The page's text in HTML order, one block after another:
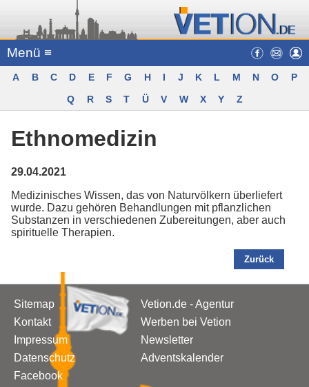
Menü ≡
A B C D E F G H I J K L M N O
P
Q
R S T Ü V W X Y Z
Ethnomedizin
29.04.2021
Medizinisches Wissen, das von Naturvölkern überliefert
wurde. Dazu gehören Behandlungen mit pflanzlichen
Substanzen in verschiedenen Zubereitungen, aber auch
spirituelle Therapien.
Zurück
Sitemap
Kontakt
Impressum
Datenschutz
Facebook
Vetion.de - Agentur
Werben bei Vetion
Newsletter
Adventskalender